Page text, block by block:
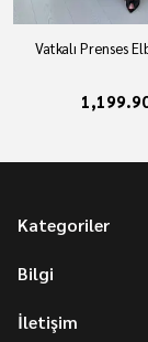
Vatkalı Prenses
Kategoriler
Bilgi
İletişim